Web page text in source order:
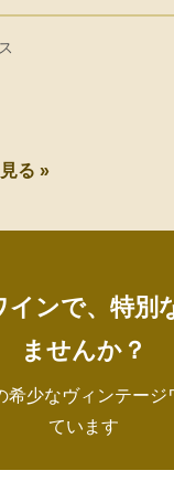
る »
インで、特別
ませんか？
希少なヴィンテージ
ています